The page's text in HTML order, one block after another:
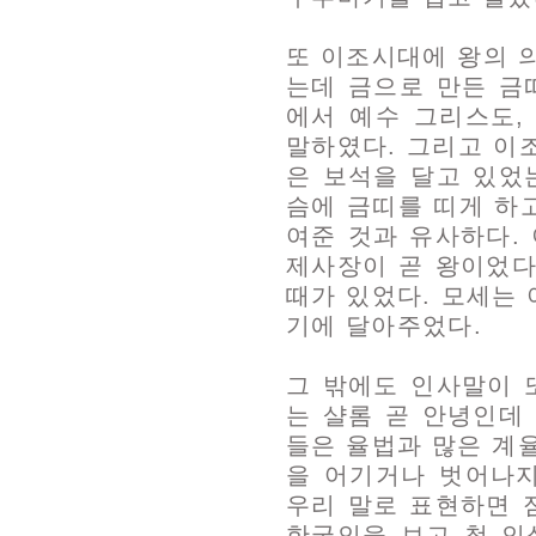
또 이조시대에 왕의
는데 금으로 만든 금
에서 예수 그리스도
말하였다. 그리고 이
은 보석을 달고 있었
슴에 금띠를 띠게 하
여준 것과 유사하다.
제사장이 곧 왕이었
때가 있었다. 모세는
기에 달아주었다.
그 밖에도 인사말이
는 샬롬 곧 안녕인데
들은 율법과 많은 계
을 어기거나 벗어나
우리 말로 표현하면